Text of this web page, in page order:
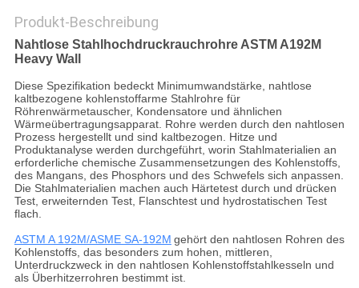
Produkt-Beschreibung
Nahtlose Stahlhochdruckrauchrohre ASTM A192M
Heavy Wall
Diese Spezifikation bedeckt Minimumwandstärke, nahtlose
kaltbezogene kohlenstoffarme Stahlrohre für
Röhrenwärmetauscher, Kondensatore und ähnlichen
Wärmeübertragungsapparat. Rohre werden durch den nahtlosen
Prozess hergestellt und sind kaltbezogen. Hitze und
Produktanalyse werden durchgeführt, worin Stahlmaterialien an
erforderliche chemische Zusammensetzungen des Kohlenstoffs,
des Mangans, des Phosphors und des Schwefels sich anpassen.
Die Stahlmaterialien machen auch Härtetest durch und drücken
Test, erweiternden Test, Flanschtest und hydrostatischen Test
flach.
ASTM A 192M/ASME SA-192M gehört den nahtlosen Rohren des
Kohlenstoffs, das besonders zum hohen, mittleren,
Unterdruckzweck in den nahtlosen Kohlenstoffstahlkesseln und
als Überhitzerrohren bestimmt ist.